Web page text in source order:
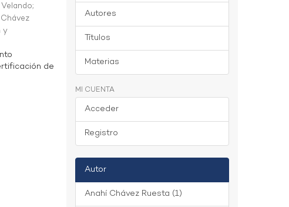
;
y
de
Autores
Títulos
Materias
MI CUENTA
Acceder
Registro
Autor
Anahí Chávez Ruesta (1)